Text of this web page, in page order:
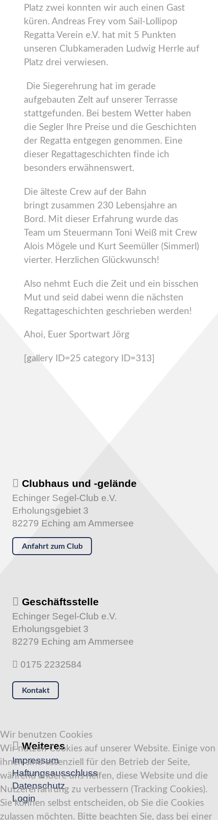
Platz zwei konnten wir auch einen Gast
küren. Andreas Frey vom Sail-Lollipop
Regatta Verein e.V. hat mit 5 Punkten
unseren Clubkameraden Ludwig Herrle auf
Platz drei verwiesen.
Die Siegerehrung hat im gerade
aufgebauten Zelt auf unserer Terrasse
stattgefunden. Bei bestem Wetter haben
die Segler Ihre Preise und die Geschichten
der Regatta entgegen genommen. Eine
dieser Regattageschichten finde ich
besonders erwähnenswert.
Die älteste Crew auf der Bahn
bringt zusammen 230 Lebensjahre an
Bord. Mit dieser Erfahrung wurde das
Team um Steuermann Toni Weiß mit Crew
Alois Mögele und Kurt Seemüller (Simmerl)
vierter. Herzlichen Glückwunsch!
Also nehmt Euch die Zeit und ein bisschen
Mut und seid dabei wenn die nächsten
Regattageschichten geschrieben werden!
Ahoi, Euer Sportwart Jörg
[gallery ID=25 category ID=313]
Clubhaus und -gelände
Echinger Segel-Club e.V.
Erholungsgebiet 3
82279 Eching am Ammersee
Anfahrt zum Club
Geschäftsstelle
Echinger Segel-Club e.V.
Erholungsgebiet 3
82279 Eching am Ammersee
0175 2232584
Kontakt
Weiteres
Impressum
Haftungsausschluss
Datenschutz
Login
Wir benutzen Cookies
Wir nutzen Cookies auf unserer Website. Einige von
ihnen sind essenziell für den Betrieb der Seite,
während andere uns helfen, diese Website und die
Nutzererfahrung zu verbessern (Tracking Cookies).
Sie können selbst entscheiden, ob Sie die Cookies
zulassen möchten. Bitte beachten Sie, dass bei einer